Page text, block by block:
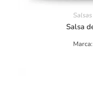
Salsa